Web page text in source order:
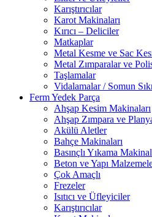
Karıştırıcılar
Karot Makinaları
Kırıcı – Deliciler
Matkaplar
Metal Kesme ve Sac
Metal Zımparalar ve
Taşlamalar
Vidalamalar / Somun
Ferm Yedek Parça
Ahşap Kesim Makinaları
Ahşap Zımpara ve
Akülü Aletler
Bahçe Makinaları
Basınçlı Yıkama
Beton ve Yapı
Çok Amaçlı
Frezeler
Isıtıcı ve Üfleyiciler
Karıştırıcılar